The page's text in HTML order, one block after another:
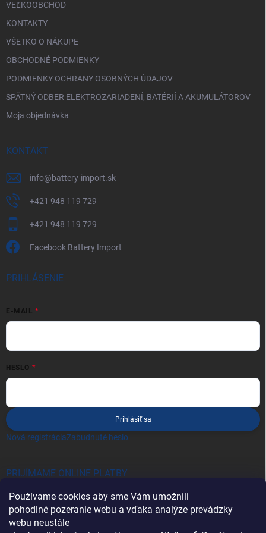
Používame cookies aby sme Vám umožnili
pohodlné pozeranie webu a vďaka analýze prevádzky
webu neustále
VEĽKOOBCHOD
KONTAKTY
VŠETKO O NÁKUPE
OBCHODNÉ PODMIENKY
PODMIENKY OCHRANY OSOBNÝCH ÚDAJOV
SPÄTNÝ ODBER ELEKTROZARIADENÍ, BATÉRIÍ A AKUMULÁTOROV
Moja objednávka
KONTAKT
info@battery-import.sk
+421 948 119 729
+421 948 119 729
Facebook Battery Import
PRIHLÁSENIE
E-MAIL
HESLO
Prihlásiť sa
Nová registráciaZabudnuté heslo
PRIJÍMAME ONLINE PLATBY